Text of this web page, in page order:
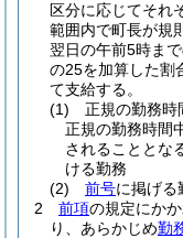
区分に応じてそれ
範囲内で町長が規
翌日の午前5時ま
の25を加算した割
て支給する。
(1)
正規の勤務時
正規の勤務時間
されることとな
ける勤務
(2)
前号に掲げる
2
前項の規定にかか
り、あらかじめ勤